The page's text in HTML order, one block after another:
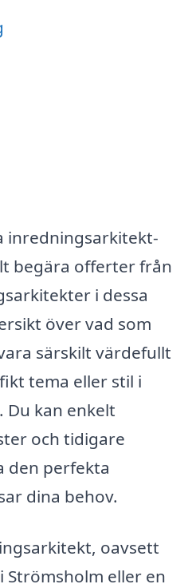
inredningsarkitekt-
begära offerter från
i dessa
över vad som
särskilt värdefullt
tema eller stil i
kan enkelt
och tidigare
den perfekta
dina behov.
oavsett
Strömsholm eller en